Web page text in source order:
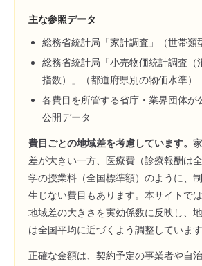
主な参照データ
総務省統計局「家計調査」（世帯類
総務省統計局「小売物価統計調査（
指数）」（都道府県別の物価水準）
各費目を所管する省庁・業界団体が
公開データ
費目ごとの地域差を考慮しています。
差が大きい一方、医療費（診療報酬は
学の授業料（全国標準額）のように、
生じない費目もあります。本サイトで
地域差の大きさを実効係数に反映し、
は全国平均に近づくよう調整しています
正確な金額は、契約予定の事業者や自